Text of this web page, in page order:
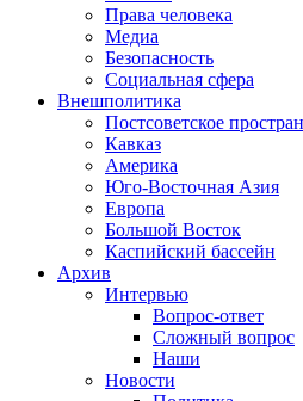
Права человека
Медиа
Безопасность
Социальная сфера
Внешполитика
Постсоветское
Кавказ
Америка
Юго-Восточная Азия
Европа
Большой Восток
Каспийский бассейн
Архив
Интервью
Вопрос-ответ
Сложный вопрос
Наши
Новости